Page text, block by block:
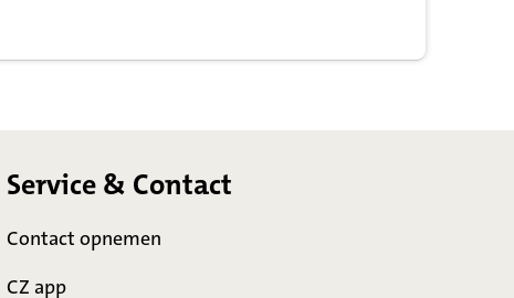
Service & Contact
Contact opnemen
CZ app